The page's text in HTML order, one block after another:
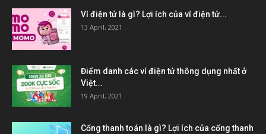
Ví điện tử là gì? Lợi ích của ví điện tử...
13 April, 2021
Điểm danh các ví điện tử thông dụng nhất ở
Việt...
19 April, 2021
Cổng thanh toán là gì? Lợi ích của cổng thanh